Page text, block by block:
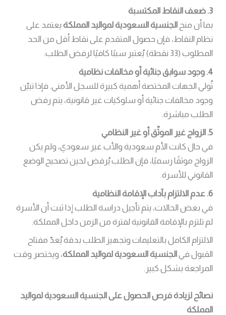
3. ضعف النقاط المكتسبة
بما أن منحالجنسية السعودية لمواليد المملكة يعتمد على
نظام النقاط، فإن حصول المتقدم على نقاط أقل من الحد
المطلوب (33 نقطة) يُعتبر سببًا كافيًا لرفض الطلب.
4. وجود سوابق جنائية أو مخالفات نظامية
تُولي الجهات المختصة أهمية كبيرة للسجل الأمني. فإذا تبيّن
وجود مخالفات جنائية أو سلوكيات غير قانونية، يتم رفض
الطلب مباشرة.
5. الزواج غير الموثّق أو غير النظامي
في حال كانت الأم سعودية والأب غير سعودي، ولم يكن
الزواج موثقًا رسميًا، فإن الطلب يُرفض لحين تصحيح الوضع
القانوني للأسرة.
6. عدم الالتزام بآداب الإقامة النظامية
في بعض الحالات، يتم تأجيل دراسة الطلب إذا ثبت أن الأسرة
لم تلتزم بالإقامة القانونية لفترة من الزمن داخل المملكة.
الالتزام الكامل بالتعليمات وتجهيز الطلب بدقة يُعدّ مفتاح
القبول فيالجنسية السعودية لمواليد المملكة، ويختصر وقت
المراجعة بشكل كبير.
نصائح لزيادة فرص الحصول على الجنسية السعودية لمواليد
المملكة